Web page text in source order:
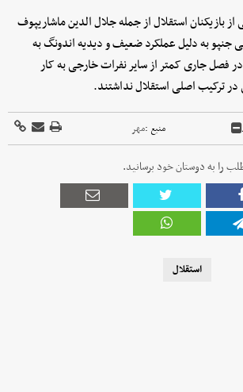
بازیکنان استقلال از جمله جلال الدین ماشاریپوف
به دلیل عملکرد ضعیف و دیدیه اندونگ به
فصل جاری کمتر از سایر نفرات خارجی به کار
ترکیب اصلی استقلال نداشتند.
منبع :مهر
را به دوستان خود برسانید.
استقلال